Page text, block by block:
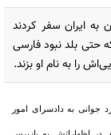
3 ساله‌اش از آلمان به ایران سفر کردند
حتی بلد نبود فارسی
را به نام او بزند.
جوانی به دادسرای امور